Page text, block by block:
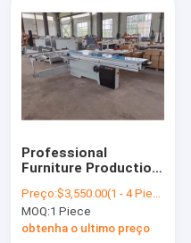
Professional
Furniture Production
Heavy Duty Slip Table
Saw With Scoring
Blade For
Preço:$3,550.00(1 - 4 Pieces) $3,450.00(>=5 Pieces)
MOQ:1 Piece
obtenha o ultimo preço